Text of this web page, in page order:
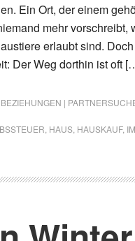
Ein Ort, der einem
mehr vorschreibt,
erlaubt sind.
Der Weg dorthin ist oft
BEZIEHUNGEN |
HAUS HAUSKAUF,